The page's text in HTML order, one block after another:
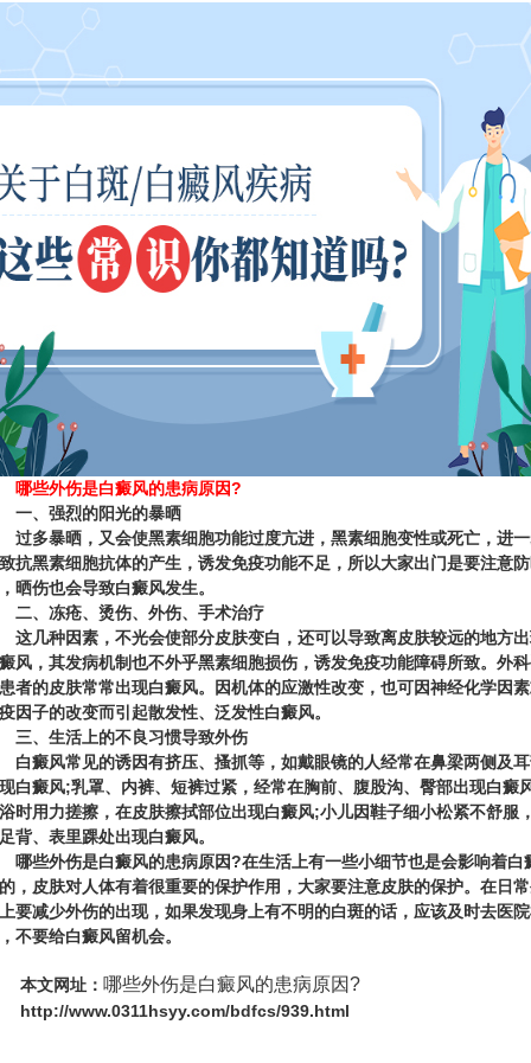
外伤是白癜风的患病原因?
强烈的阳光的暴晒
暴晒，又会使黑素细胞功能过度亢进，黑素细胞变性或死亡，进
抗黑素细胞抗体的产生，诱发免疫功能不足，所以大家出门是要注意
晒伤也会导致白癜风发生。
冻疮、烫伤、外伤、手术治疗
种因素，不光会使部分皮肤变白，还可以导致离皮肤较远的地方
风，其发病机制也不外乎黑素细胞损伤，诱发免疫功能障碍所致。外
者的皮肤常常出现白癜风。因机体的应激性改变，也可因神经化学因
因子的改变而引起散发性、泛发性白癜风。
生活上的不良习惯导致外伤
风常见的诱因有挤压、搔抓等，如戴眼镜的人经常在鼻梁两侧及
白癜风;乳罩、内裤、短裤过紧，经常在胸前、腹股沟、臀部出现白癜
时用力搓擦，在皮肤擦拭部位出现白癜风;小儿因鞋子细小松紧不舒服
背、表里踝处出现白癜风。
外伤是白癜风的患病原因?在生活上有一些小细节也是会影响着白
，皮肤对人体有着很重要的保护作用，大家要注意皮肤的保护。在日
要减少外伤的出现，如果发现身上有不明的白斑的话，应该及时去医
不要给白癜风留机会。
本文网址： 哪些外伤是白癜风的患病原因?
http://www.0311hsyy.com/bdfcs/939.html